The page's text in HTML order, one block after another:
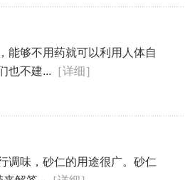
能够不用药就可以利用人体自
也不建... ［详细］
调味，砂仁的用途很广。砂仁